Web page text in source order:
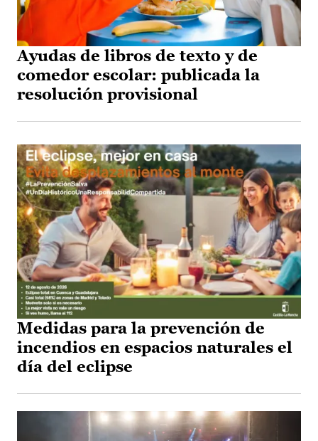
Ayudas de libros de texto y de
comedor escolar: publicada la
resolución provisional
Medidas para la prevención de
incendios en espacios naturales el
día del eclipse